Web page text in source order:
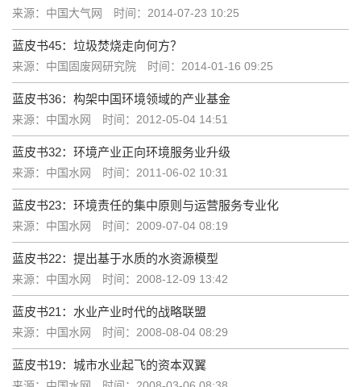
来源：中国大气网 时间：2014-07-23 10:25
蓝皮书45：垃圾焚烧走向何方？
来源：中国固废网研究院 时间：2014-01-16 09:25
蓝皮书36：构架中国环境领域的产业基金
来源：中国水网 时间：2012-05-04 14:51
蓝皮书32：环境产业正向环境服务业升级
来源：中国水网 时间：2011-06-02 10:31
蓝皮书23：环境责任的集中原则与运营服务专业化
来源：中国水网 时间：2009-07-04 08:19
蓝皮书22：提出基于水质的水资源模型
来源：中国水网 时间：2008-12-09 13:42
蓝皮书21：水业产业时代的战略联盟
来源：中国水网 时间：2008-08-04 08:29
蓝皮书19：城市水业起飞的资本双翼